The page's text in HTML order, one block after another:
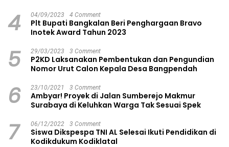
4 04/09/2023 4 Comment
Plt Bupati Bangkalan Beri Penghargaan Bravo
Inotek Award Tahun 2023
5 29/03/2023 3 Comment
P2KD Laksanakan Pembentukan dan Pengundian
Nomor Urut Calon Kepala Desa Bangpendah
6 23/10/2021 3 Comment
Ambyar! Proyek di Jalan Sumberejo Makmur
Surabaya di Keluhkan Warga Tak Sesuai Spek
7 06/12/2022 3 Comment
Siswa Dikspespa TNI AL Selesai Ikuti Pendidikan di
Kodikdukum Kodiklatal